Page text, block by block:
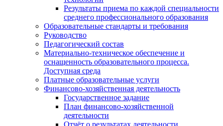
Результаты приема по каждой специальности
среднего профессионального образования
Образовательные стандарты и требования
Руководство
Педагогический состав
Материально-техническое обеспечение и
оснащенность образовательного процесса.
Доступная среда
Платные образовательные услуги
Финансово-хозяйственная деятельность
Государственное задание
План финансово-хозяйственной
деятельности
Отчёт о результатах деятельности